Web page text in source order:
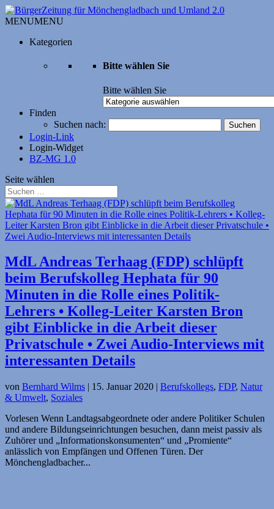
MENUMENU
Kategorien
Bitte wählen Sie
Bitte wählen Sie
Finden
Suchen nach:
Login-Link
Login-Widget
BZ-MG 1.0
Seite wählen
MdL Andreas Terhaag (FDP) schlüpft
beim Berufskolleg Hephata für 90
Minuten in die Rolle eines Politik-
Lehrers • Kolleg-Leiter Karsten Bron
gibt Einblicke in die Arbeit dieser
Privatschule • Zwei Audio-Interviews mit
interessanten Details
von Bernhard Wilms | 15. Januar 2020 | Berufskollegs, FDP, Natur
& Umwelt, Soziales
Vorlesen Wenn Landtagsabgeordnete oder andere Politiker Schulen
und andere Bildungseinrichtungen besuchen, dann meist passiv als
Zuhörer und „Informationskonsumenten“ und „Promiente“
anlässlich von Empfängen und Offenen Türen. Der
Mönchengladbacher...